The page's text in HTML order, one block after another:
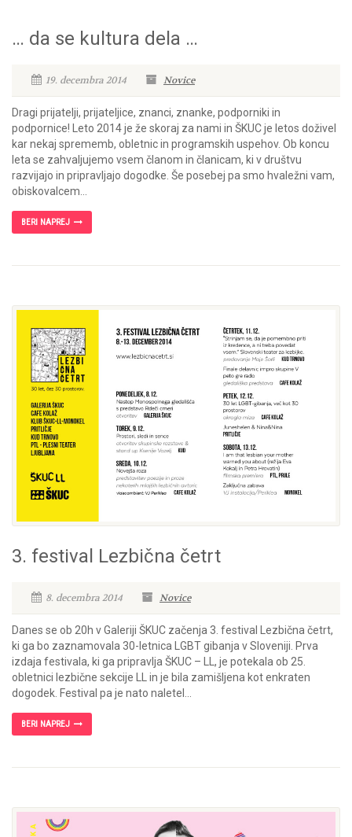
… da se kultura dela …
19. decembra 2014 Novice
Dragi prijatelji, prijateljice, znanci, znanke, podporniki in
podpornice! Leto 2014 je že skoraj za nami in ŠKUC je letos doživel
kar nekaj sprememb, obletnic in programskih uspehov. Ob koncu
leta se zahvaljujemo vsem članom in članicam, ki v društvu
razvijajo in pripravljajo dogodke. Še posebej pa smo hvaležni vam,
obiskovalcem...
BERI NAPREJ
3. festival Lezbična četrt
8. decembra 2014 Novice
Danes se ob 20h v Galeriji ŠKUC začenja 3. festival Lezbična četrt,
ki ga bo zaznamovala 30-letnica LGBT gibanja v Sloveniji. Prva
izdaja festivala, ki ga pripravlja ŠKUC – LL, je potekala ob 25.
obletnici lezbične sekcije LL in je bila zamišljena kot enkraten
dogodek. Festival pa je nato naletel...
BERI NAPREJ